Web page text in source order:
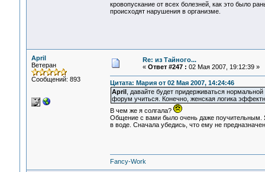
кровопускание от всех болезней, как это было
происходят нарушения в организме.
April
Ветеран
Сообщений: 893
Re: из Тайного...
« Ответ #247 : 02 Мая 2007, 19:12:39 »
Цитата: Мария от 02 Мая 2007, 14:24:46
April
, давайте будет придерживаться
форум учиться. Конечно, женская логика
В чем же я солгала?
Общение с вами было очень даже поучительным.
в воде. Сначала убедись, что ему не
Fancy-Work